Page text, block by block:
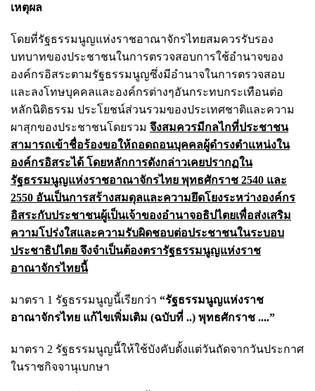
เหตุผล
โดยที่รัฐธรรมนูญแห่งราชอาณาจักรไทยสมควรรับรอง
บทบาทของประชาชนในการตรวจสอบการใช้อำนาจของ
องค์กรอิสระตามรัฐธรรมนูญซึ่งมีอำนาจในการตรวจสอบ
และลงโทษบุคคลและองค์กรต่างๆอันกระทบกระเทือนต่อ
หลักนิติธรรม ประโยชน์ส่วนรวมของประเทศชาติและความ
ผาสุกของประชาชนโดยรวม จึงสมควรมีกลไกที่ประชาชน
สามารถเข้าชื่อร้องขอให้ถอดถอนบุคคลผู้ดำรงตำแหน่งใน
องค์กรอิสระได้ โดยหลักการดังกล่าวเคยปรากฏใน
รัฐธรรมนูญแห่งราชอาณาจักรไทย พุทธศักราช 2540 และ
2550 อันเป็นการสร้างสมดุลและความยึดโยงระหว่างองค์กร
อิสระกับประชาชนผู้เป็นเจ้าของอำนาจอธิปไตยเพื่อส่งเสริม
ความโปร่งใสและความรับผิดชอบต่อประชาชนในระบอบ
ประชาธิปไตย จึงจำเป็นต้องตรารัฐธรรมนูญแห่งราช
อาณาจักรไทยนี้
มาตรา 1 รัฐธรรมนูญนี้เรียกว่า “รัฐธรรมนูญแห่งราช
อาณาจักรไทย แก้ไขเพิ่มเติม (ฉบับที่ ..) พุทธศักราช ....”
มาตรา 2 รัฐธรรมนูญนี้ให้ใช้บังคับตั้งแต่วันถัดจากวันประกาศ
ในราชกิจจานุเบกษา